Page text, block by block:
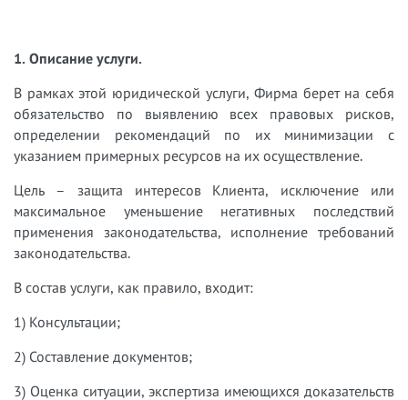
1. Описание услуги.
В рамках этой юридической услуги, Фирма берет на себя
обязательство по выявлению всех правовых рисков,
определении рекомендаций по их минимизации с
указанием примерных ресурсов на их осуществление.
Цель – защита интересов Клиента, исключение или
максимальное уменьшение негативных последствий
применения законодательства, исполнение требований
законодательства.
В состав услуги, как правило, входит:
1) Консультации;
2) Составление документов;
3) Оценка ситуации, экспертиза имеющихся доказательств